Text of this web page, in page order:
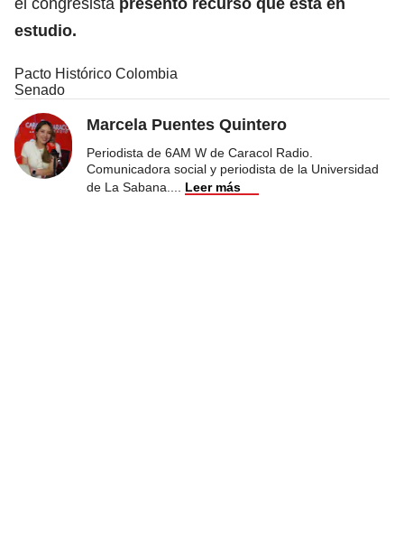
estudio.
Pacto Histórico Colombia
Senado
Marcela Puentes Quintero
Periodista de 6AM W de Caracol Radio.
Comunicadora social y periodista de la Universidad
de La Sabana.
Leer más